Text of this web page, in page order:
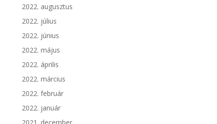
2022. augusztus
2022. július
2022. június
2022. május
2022. április
2022. március
2022. február
2022. január